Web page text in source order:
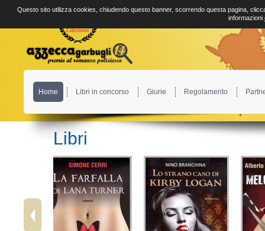
Home Libri in concorso Giurie Regolamento
Libri
Questo sito utilizza cookies, chiudendo questo banner, scorrendo questa pagina,
informazioni